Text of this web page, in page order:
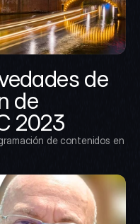
de
de
2023
de contenidos en